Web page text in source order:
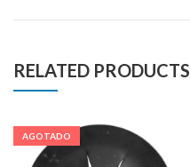
RELATED PRODUCTS
AGOTADO